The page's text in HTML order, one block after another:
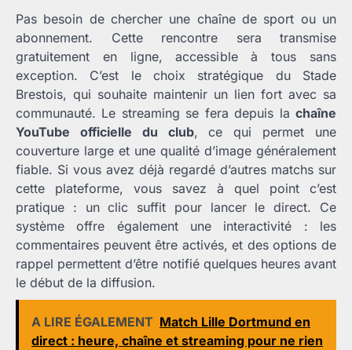
Pas besoin de chercher une chaîne de sport ou un
abonnement. Cette rencontre sera transmise
gratuitement en ligne, accessible à tous sans
exception. C’est le choix stratégique du Stade
Brestois, qui souhaite maintenir un lien fort avec sa
communauté. Le streaming se fera depuis la chaîne
YouTube officielle du club, ce qui permet une
couverture large et une qualité d’image généralement
fiable. Si vous avez déjà regardé d’autres matchs sur
cette plateforme, vous savez à quel point c’est
pratique : un clic suffit pour lancer le direct. Ce
système offre également une interactivité : les
commentaires peuvent être activés, et des options de
rappel permettent d’être notifié quelques heures avant
le début de la diffusion.
A LIRE ÉGALEMENT Match Lille Dortmund en
direct : heure, chaîne et streaming pour ne rien